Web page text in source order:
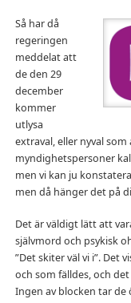
Så har då
regeringen
meddelat att
de den 29
december
kommer
utlysa
extraval, eller nyval
myndighetspersoner
men vi kan ju
men då hänger det på
Det är väldigt lätt att
självmord och psykisk
”Det skiter väl vi i”. Det
och som fälldes, och
Ingen av blocken tar de